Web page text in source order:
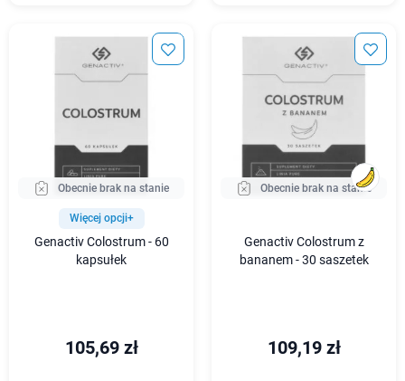
Obecnie brak na stanie
Więcej opcji+
Genactiv Colostrum - 60
kapsułek
105,69 zł
Obecnie brak na stanie
Genactiv Colostrum z
bananem - 30 saszetek
109,19 zł